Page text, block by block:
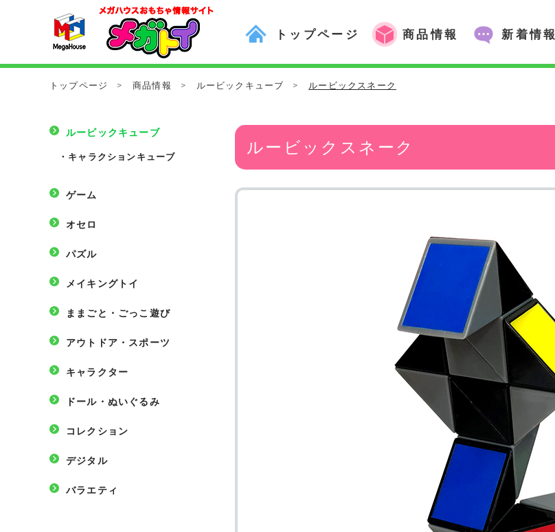
トップページ 商品情報 新着情報
トップページ > 商品情報 > ルービックキューブ > ルービックスネーク
ルービックキューブ
・ キャラクションキューブ
ゲーム
オセロ
パズル
メイキングトイ
ままごと・ごっこ遊び
アウトドア・スポーツ
キャラクター
ドール・ぬいぐるみ
コレクション
デジタル
バラエティ
ルービックスネーク